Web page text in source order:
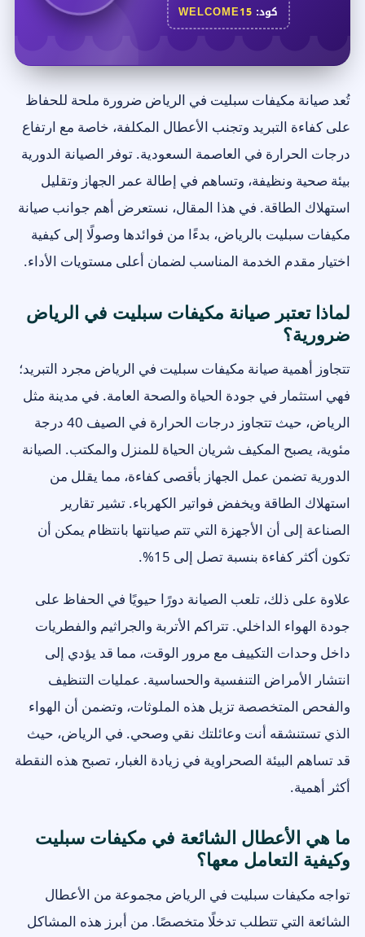
كود: WELCOME15
تُعد صيانة مكيفات سبليت في الرياض ضرورة ملحة للحفاظ
على كفاءة التبريد وتجنب الأعطال المكلفة، خاصة مع ارتفاع
درجات الحرارة في العاصمة السعودية. توفر الصيانة الدورية
بيئة صحية ونظيفة، وتساهم في إطالة عمر الجهاز وتقليل
استهلاك الطاقة. في هذا المقال، نستعرض أهم جوانب صيانة
مكيفات سبليت بالرياض، بدءًا من فوائدها وصولًا إلى كيفية
اختيار مقدم الخدمة المناسب لضمان أعلى مستويات الأداء.
لماذا تعتبر صيانة مكيفات سبليت في الرياض
ضرورية؟
تتجاوز أهمية صيانة مكيفات سبليت في الرياض مجرد التبريد؛
فهي استثمار في جودة الحياة والصحة العامة. في مدينة مثل
الرياض، حيث تتجاوز درجات الحرارة في الصيف 40 درجة
مئوية، يصبح المكيف شريان الحياة للمنزل والمكتب. الصيانة
الدورية تضمن عمل الجهاز بأقصى كفاءة، مما يقلل من
استهلاك الطاقة ويخفض فواتير الكهرباء. تشير تقارير
الصناعة إلى أن الأجهزة التي تتم صيانتها بانتظام يمكن أن
تكون أكثر كفاءة بنسبة تصل إلى 15%.
علاوة على ذلك، تلعب الصيانة دورًا حيويًا في الحفاظ على
جودة الهواء الداخلي. تتراكم الأتربة والجراثيم والفطريات
داخل وحدات التكييف مع مرور الوقت، مما قد يؤدي إلى
انتشار الأمراض التنفسية والحساسية. عمليات التنظيف
والفحص المتخصصة تزيل هذه الملوثات، وتضمن أن الهواء
الذي تستنشقه أنت وعائلتك نقي وصحي. في الرياض، حيث
قد تساهم البيئة الصحراوية في زيادة الغبار، تصبح هذه النقطة
أكثر أهمية.
ما هي الأعطال الشائعة في مكيفات سبليت
وكيفية التعامل معها؟
تواجه مكيفات سبليت في الرياض مجموعة من الأعطال
الشائعة التي تتطلب تدخلًا متخصصًا. من أبرز هذه المشاكل